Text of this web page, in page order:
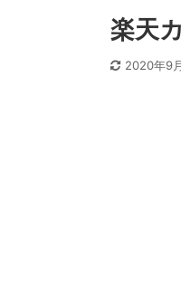
楽天
2020年9